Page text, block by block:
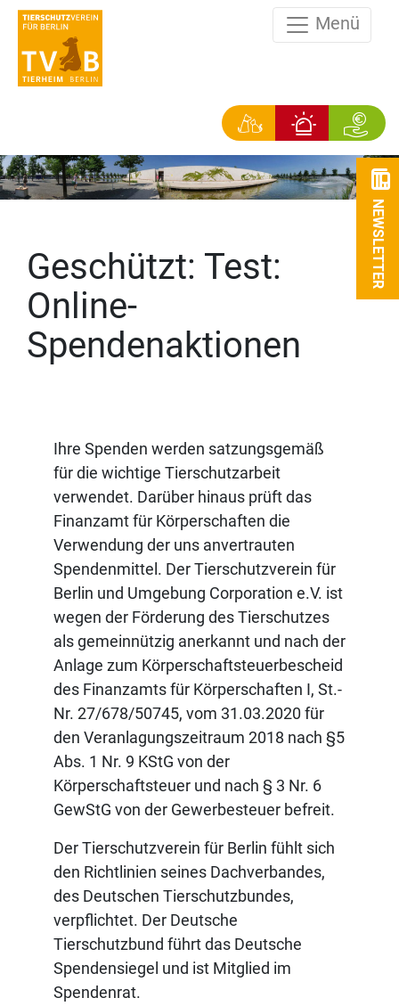
Menü
NEWSLETTER
Geschützt: Test:
Online-
Spendenaktionen
Ihre Spenden werden satzungsgemäß
für die wichtige Tierschutzarbeit
verwendet. Darüber hinaus prüft das
Finanzamt für Körperschaften die
Verwendung der uns anvertrauten
Spendenmittel. Der Tierschutzverein für
Berlin und Umgebung Corporation e.V. ist
wegen der Förderung des Tierschutzes
als gemeinnützig anerkannt und nach der
Anlage zum Körperschaftsteuerbescheid
des Finanzamts für Körperschaften I, St.-
Nr. 27/678/50745, vom 31.03.2020 für
den Veranlagungszeitraum 2018 nach §5
Abs. 1 Nr. 9 KStG von der
Körperschaftsteuer und nach § 3 Nr. 6
GewStG von der Gewerbesteuer befreit.
Der Tierschutzverein für Berlin fühlt sich
den Richtlinien seines Dachverbandes,
des Deutschen Tierschutzbundes,
verpflichtet. Der Deutsche
Tierschutzbund führt das Deutsche
Spendensiegel und ist Mitglied im
Spendenrat.